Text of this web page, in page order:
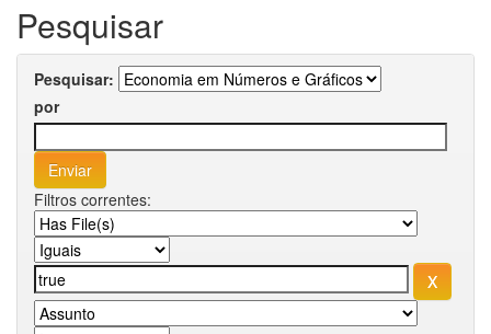
Pesquisar
Pesquisar:
por
Filtros correntes: